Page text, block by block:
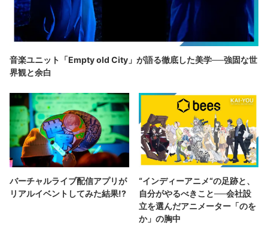
音楽ユニット「Empty old City」が語る徹底した美学──強固な世
界観と余白
バーチャルライブ配信アプリが
リアルイベントしてみた結果!?
“インディーアニメ“の足跡と、
自分がやるべきこと──会社設
立を選んだアニメーター「のを
か」の胸中